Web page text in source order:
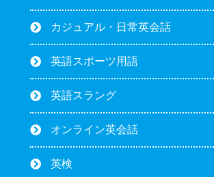
カジュアル・日常英会話
英語スポーツ用語
英語スラング
オンライン英会話
英検